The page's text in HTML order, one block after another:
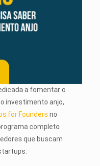
a fomentar o
investimento anjo,
for Founders no
completo
que buscam